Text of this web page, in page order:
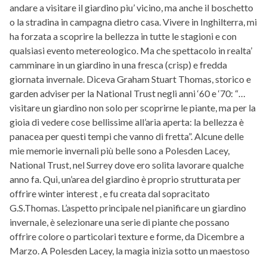
andare a visitare il giardino piu’ vicino, ma anche il boschetto
o la stradina in campagna dietro casa. Vivere in Inghilterra, mi
ha forzata a scoprire la bellezza in tutte le stagioni e con
qualsiasi evento metereologico. Ma che spettacolo in realta’
camminare in un giardino in una fresca (crisp) e fredda
giornata invernale. Diceva Graham Stuart Thomas, storico e
garden adviser per la National Trust negli anni ‘60 e ‘70: “…
visitare un giardino non solo per scoprirne le piante, ma per la
gioia di vedere cose bellissime all’aria aperta: la bellezza è
panacea per questi tempi che vanno di fretta”. Alcune delle
mie memorie invernali più belle sono a Polesden Lacey,
National Trust, nel Surrey dove ero solita lavorare qualche
anno fa. Qui, un’area del giardino è proprio strutturata per
offrire winter interest , e fu creata dal sopracitato
G.S.Thomas. L’aspetto principale nel pianificare un giardino
invernale, è selezionare una serie di piante che possano
offrire colore o particolari texture e forme, da Dicembre a
Marzo. A Polesden Lacey, la magia inizia sotto un maestoso